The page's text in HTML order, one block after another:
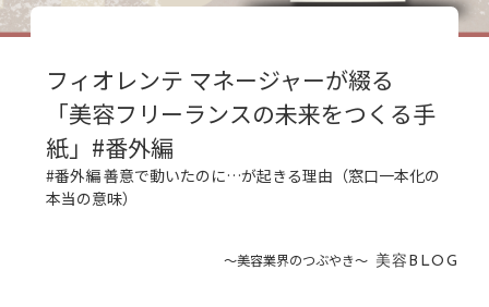
フィオレンテ マネージャーが綴る
「美容フリーランスの未来をつくる手
紙」#番外編
#番外編 善意で動いたのに…が起きる理由（窓口一本化の
本当の意味）
〜美容業界のつぶやき〜 美容BLOG